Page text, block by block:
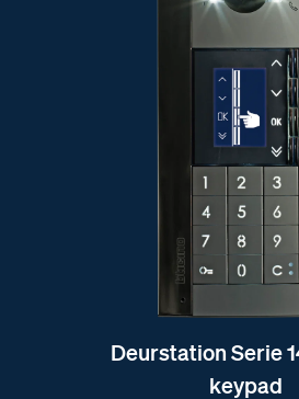
Deurstation Serie
keypad